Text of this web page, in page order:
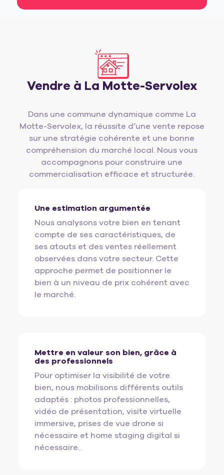
Vendre à La Motte-Servolex
Dans une commune dynamique comme La
Motte-Servolex, la réussite d’une vente repose
sur une stratégie cohérente et une bonne
compréhension du marché local. Nous vous
accompagnons pour construire une
commercialisation efficace et structurée.
Une estimation argumentée
Nous analysons votre bien en tenant
compte de ses caractéristiques, de
ses atouts et des ventes réellement
observées dans votre secteur. Cette
approche permet de positionner le
bien à un niveau de prix cohérent avec
le marché.
Mettre en valeur son bien, grâce à
des professionnels
Pour optimiser la visibilité de votre
bien, nous mobilisons différents outils
adaptés : photos professionnelles,
vidéo de présentation, visite virtuelle
immersive, prises de vue drone si
nécessaire et home staging digital si
nécessaire..